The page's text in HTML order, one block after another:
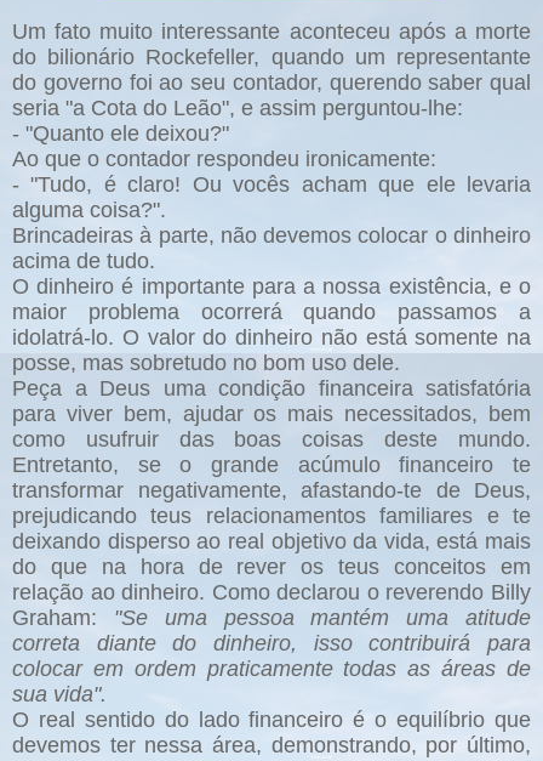
Um fato muito interessante aconteceu após a morte
do bilionário Rockefeller, quando um representante
do governo foi ao seu contador, querendo saber qual
seria "a Cota do Leão", e assim perguntou-lhe:
- "Quanto ele deixou?"
Ao que o contador respondeu ironicamente:
- "Tudo, é claro! Ou vocês acham que ele levaria
alguma coisa?".
Brincadeiras à parte, não devemos colocar o dinheiro
acima de tudo.
O dinheiro é importante para a nossa existência, e o
maior problema ocorrerá quando passamos a
idolatrá-lo. O valor do dinheiro não está somente na
posse, mas sobretudo no bom uso dele.
Peça a Deus uma condição financeira satisfatória
para viver bem, ajudar os mais necessitados, bem
como usufruir das boas coisas deste mundo.
Entretanto, se o grande acúmulo financeiro te
transformar negativamente, afastando-te de Deus,
prejudicando teus relacionamentos familiares e te
deixando disperso ao real objetivo da vida, está mais
do que na hora de rever os teus conceitos em
relação ao dinheiro. Como declarou o reverendo Billy
Graham: "Se uma pessoa mantém uma atitude
correta diante do dinheiro, isso contribuirá para
colocar em ordem praticamente todas as áreas de
sua vida".
O real sentido do lado financeiro é o equilíbrio que
devemos ter nessa área, demonstrando, por último,